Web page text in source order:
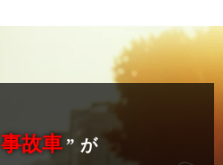
事故車” が